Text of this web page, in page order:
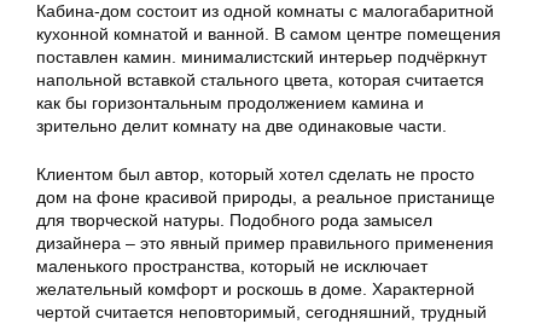
Кабина-дом состоит из одной комнаты с малогабаритной
кухонной комнатой и ванной. В самом центре помещения
поставлен камин. минималистский интерьер подчёркнут
напольной вставкой стального цвета, которая считается
как бы горизонтальным продолжением камина и
зрительно делит комнату на две одинаковые части.
Клиентом был автор, который хотел сделать не просто
дом на фоне красивой природы, а реальное пристанище
для творческой натуры. Подобного рода замысел
дизайнера – это явный пример правильного применения
маленького пространства, который не исключает
желательный комфорт и роскошь в доме. Характерной
чертой считается неповторимый, сегодняшний, трудный